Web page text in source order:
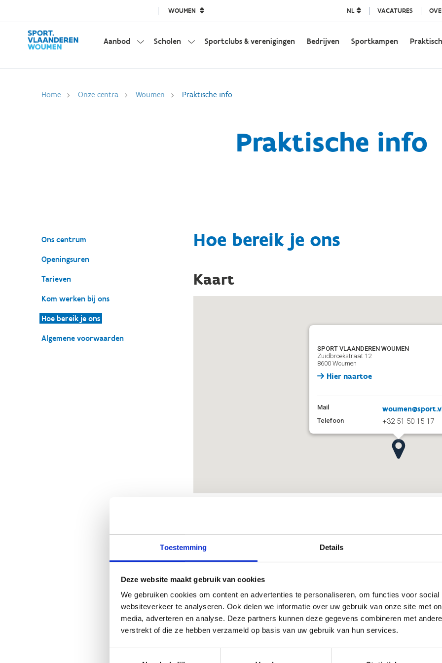
Toestemming Details
Deze website maakt gebruik van cookies
We gebruiken cookies om content en advertenties te personaliseren, om functies voor social
websiteverkeer te analyseren. Ook delen we informatie over uw gebruik van onze site met
media, adverteren en analyse. Deze partners kunnen deze gegevens combineren met
verstrekt of die ze hebben verzameld op basis van uw gebruik van hun services.
WOUMEN NL VACATURES
Aanbod Scholen Sportclubs & verenigingen Bedrijven Sportkampen
Home Onze centra Woumen Praktische info
Praktische info
Ons centrum
Openingsuren
Tarieven
Kom werken bij ons
Hoe bereik je ons
Algemene voorwaarden
Hoe bereik je ons
Kaart
SPORT VLAANDEREN WOUMEN
Zuidbroekstraat 12
8600 Woumen
Hier naartoe
Mail
Telefoon +32 51 50 15 17
Met het openbaar vervoer
Kom je met het openbaar vervoer, neem dan aan het station
Via de Pollaertstraat wandel je op vijf minuten tot aan het
sportcentrum